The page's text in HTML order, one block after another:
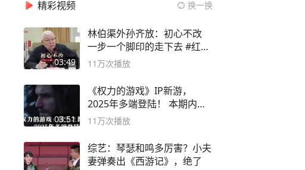
精彩视频 换一换
03:49
林伯渠外孙齐放：初心不改
一步一个脚印的走下去 #红船
论坛
11万次播放
03:51
《权力的游戏》IP新游，
2025年多端登陆！ 本期内容
概要
11万次播放
综艺：琴瑟和鸣多厉害？小夫
妻弹奏出《西游记》，绝了